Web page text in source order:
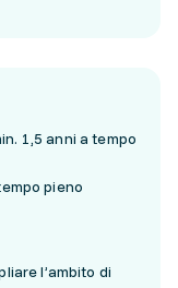
1,5 anni a tempo
pieno
l’ambito di